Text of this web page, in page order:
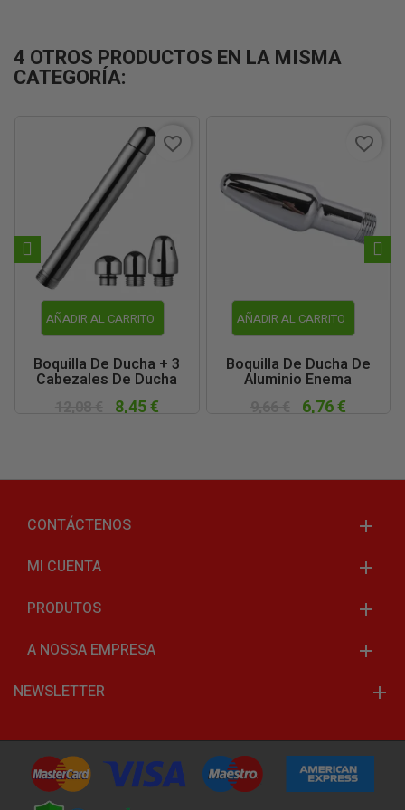
4 OTROS PRODUCTOS EN LA MISMA
CATEGORÍA:
AÑADIR AL CARRITO
Boquilla De Ducha + 3
Cabezales De Ducha
8,45 €
favorite_border
AÑADIR AL CARRITO
Boquilla De Ducha De
Aluminio Enema
6,76 €
favorite_border
CONTÁCTENOS
MI CUENTA
PRODUTOS
A NOSSA EMPRESA
NEWSLETTER